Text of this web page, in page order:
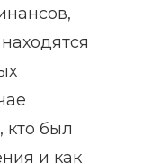
кто был
и как